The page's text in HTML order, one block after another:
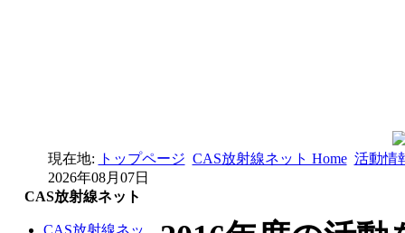
現在地: トップページ CAS放射線ネット Home 活動情
2026年08月07日
CAS放射線ネット
CAS放射線ネッ